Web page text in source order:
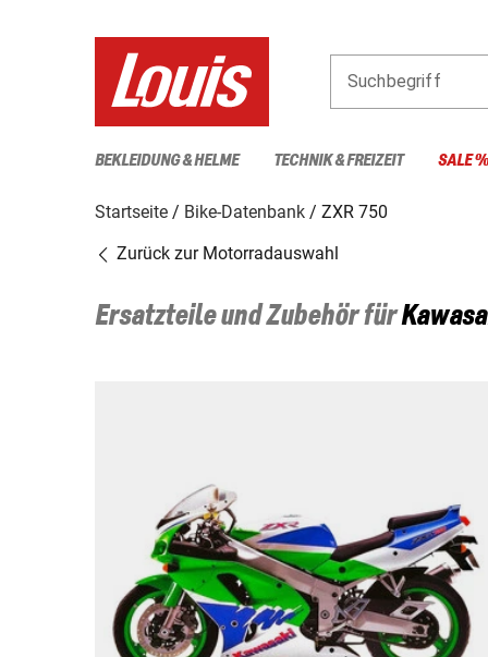
Suchbegriff
BEKLEIDUNG & HELME TECHNIK & FREIZEIT SALE %
Startseite Bike-Datenbank
ZXR 750
Zurück zur Motorradauswahl
Ersatzteile und Zubehör für